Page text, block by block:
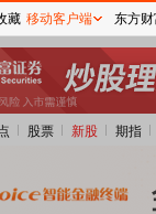
股票 新股 期指
藏 移动客户端 东方财